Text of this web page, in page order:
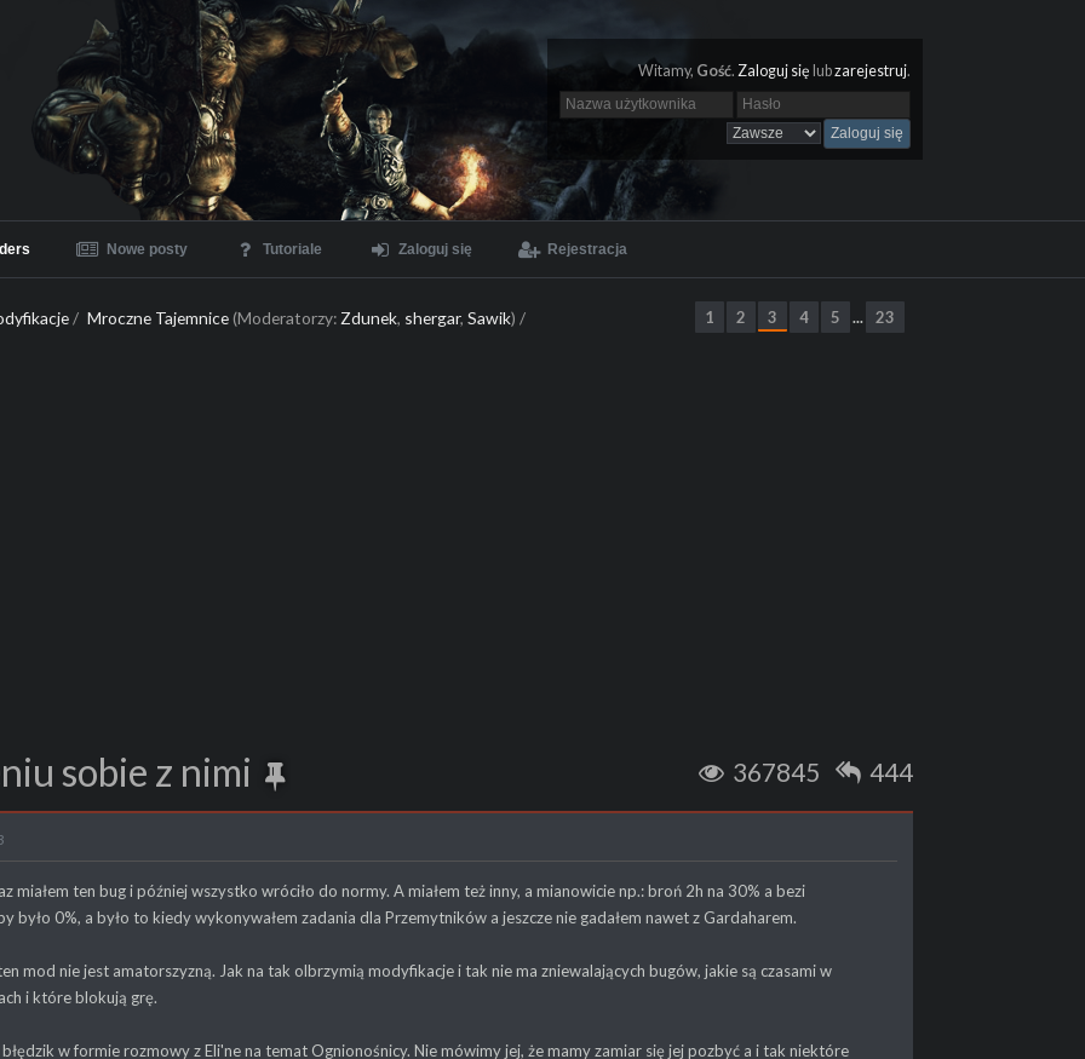
Witamy, Gość. Zaloguj się lubzarejestruj.
Nowe posty Tutoriale Zaloguj się Rejestracja
/ Mroczne Tajemnice(Moderatorzy:Zdunek, shergar,Sawik) / 1 2 3 4 5 ... 23
sobie z nimi 367845 444
miałem ten bug i później wszystko wróciło do normy. A miałem też inny, a mianowicie np.: broń 2h na 30% a bezi
było 0%, a było to kiedy wykonywałem zadania dla Przemytników a jeszcze nie gadałem nawet z Gardaharem.
mod nie jest amatorszyzną. Jak na tak olbrzymią modyfikacje i tak nie ma zniewalających bugów, jakie są czasami w
i które blokują grę.
błędzik w formie rozmowy z Eli'ne na temat Ognionośnicy. Nie mówimy jej, że mamy zamiar się jej pozbyć a i tak niektóre